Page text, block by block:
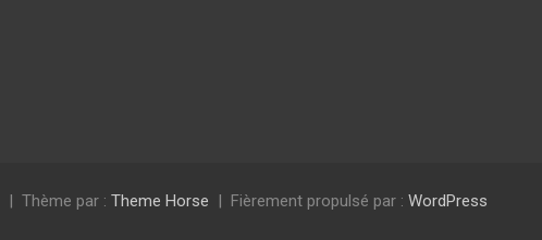
Thème par : Theme Horse Fièrement propulsé par : WordPress